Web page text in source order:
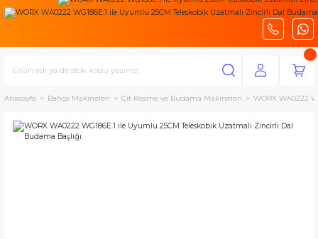
Anasayfa Bahçe Makineleri Çit Kesme ve Budama Makineleri WORX WA0222